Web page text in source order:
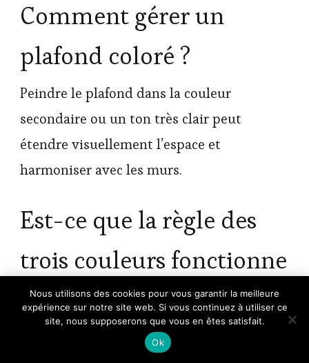
Comment gérer un
plafond coloré ?
Peindre le plafond dans la couleur
secondaire ou un ton très clair peut
étendre visuellement l’espace et
harmoniser avec les murs.
Est-ce que la règle des
trois couleurs fonctionne
avec un plan ouvert ?
Absolument, elle facilite la cohérence entre
×
🔥 TOP VENTE
Redken Shampooing sans sulfate Acidic
Color Gloss booste la …
Voir l'offre
Nous utilisons des cookies pour vous garantir la meilleure
expérience sur notre site web. Si vous continuez à utiliser ce
site, nous supposerons que vous en êtes satisfait.
Ok